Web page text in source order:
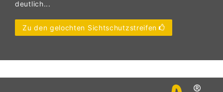
deutlich...
Zu den gelochten Sichtschutzstreifen